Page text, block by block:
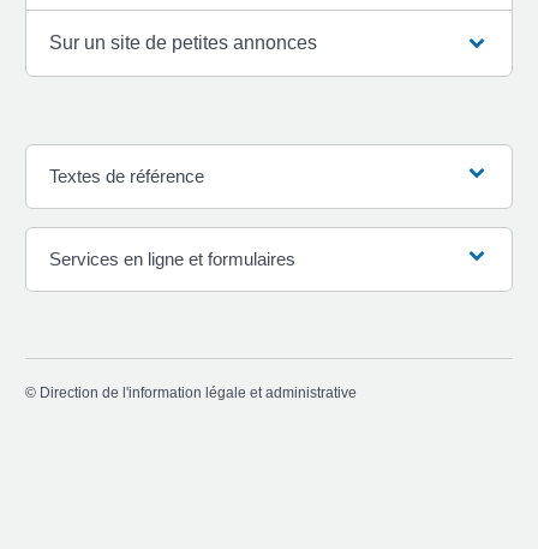
Sur un site de petites annonces
Textes de référence
Services en ligne et formulaires
© Direction de l'information légale et administrative